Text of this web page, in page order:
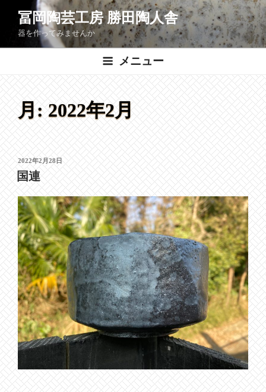
ン
へ
ス
キ
ッ
プ
冨岡陶芸工房 勝田陶人舎
器を作ってみませんか
メニュー
月:2022年2月
投
稿
日:
2022年2月28日
国連